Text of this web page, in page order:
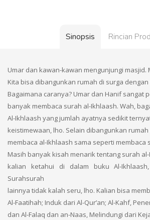
Sinopsis Rincian
Umar dan kawan-kawan mengunjungi masjid.
Kita bisa dibangunkan rumah di surga
Bagaimana caranya? Umar dan Hanif sangat
banyak membaca surah al-Ikhlaash. Wah,
Al-Ikhlaash yang jumlah ayatnya sedikit
keistimewaan, lho. Selain dibangunkan
membaca al-Ikhlaash sama seperti membaca
Masih banyak kisah menarik tentang surah
kalian ketahui di dalam buku Al-
Surahsurah
lainnya tidak kalah seru, lho. Kalian bisa
Al-Faatihah; Induk dari Al-Qur’an; Al-Kahf,
dan Al-Falaq dan an-Naas, Melindungi dari